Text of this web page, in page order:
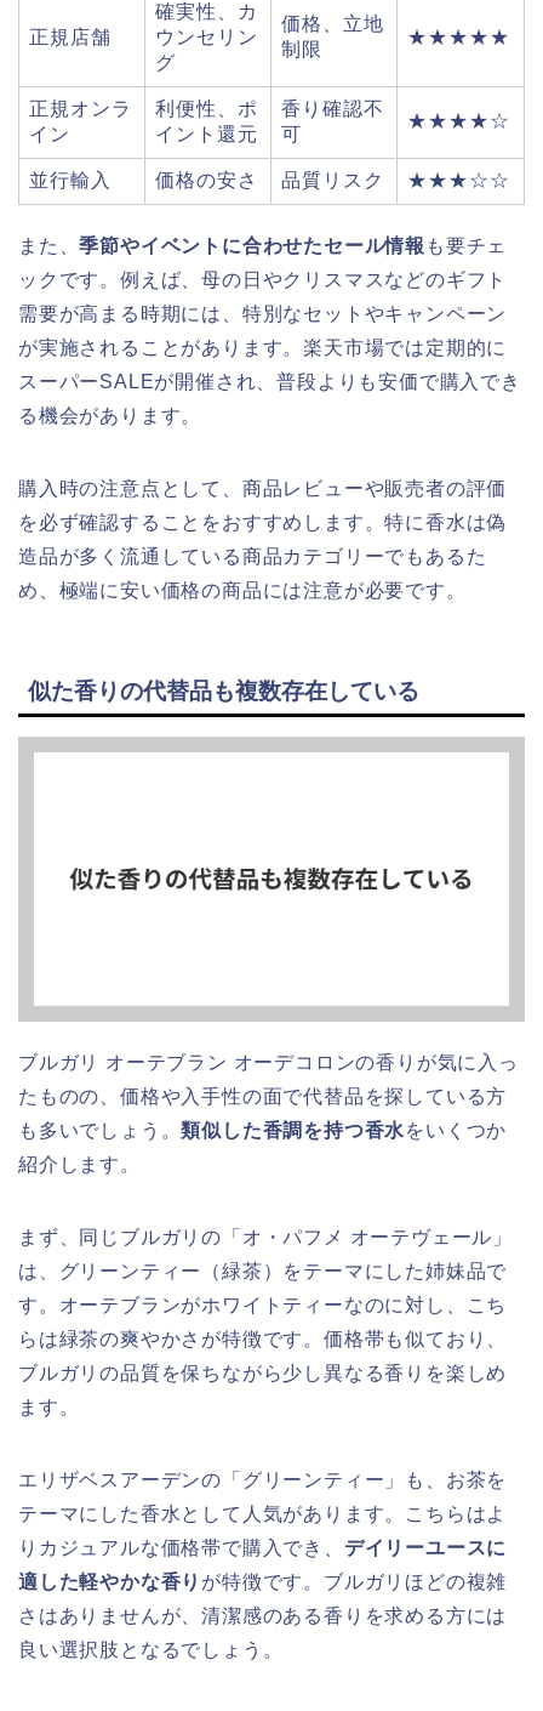
正規店舗
確実性、カ
ウンセリン
グ
価格、立地
制限
★★★★★
正規オンラ
イン
利便性、ポ
イント還元
香り確認不
可
★★★★☆
並行輸入 価格の安さ 品質リスク ★★★☆☆
また、季節やイベントに合わせたセール情報 も要チェ
ックです。例えば、母の日やクリスマスなどのギフト
需要が高まる時期には、特別なセットやキャンペーン
が実施されることがあります。楽天市場では定期的に
スーパーSALEが開催され、普段よりも安価で購入でき
る機会があります。
購入時の注意点として、商品レビューや販売者の評価
を必ず確認することをおすすめします。特に香水は偽
造品が多く流通している商品カテゴリーでもあるた
め、極端に安い価格の商品には注意が必要です。
似た香りの代替品も複数存在している
ブルガリ オーテブラン オーデコロンの香りが気に入っ
たものの、価格や入手性の面で代替品を探している方
も多いでしょう。類似した香調を持つ香水をいくつか
紹介します。
まず、同じブルガリの「オ・パフメ オーテヴェール」
は、グリーンティー（緑茶）をテーマにした姉妹品で
す。オーテブランがホワイトティーなのに対し、こち
らは緑茶の爽やかさが特徴です。価格帯も似ており、
ブルガリの品質を保ちながら少し異なる香りを楽しめ
ます。
エリザベスアーデンの「グリーンティー」も、お茶を
テーマにした香水として人気があります。こちらはよ
りカジュアルな価格帯で購入でき、 デイリーユースに
適した軽やかな香り が特徴です。ブルガリほどの複雑
さはありませんが、清潔感のある香りを求める方には
良い選択肢となるでしょう。